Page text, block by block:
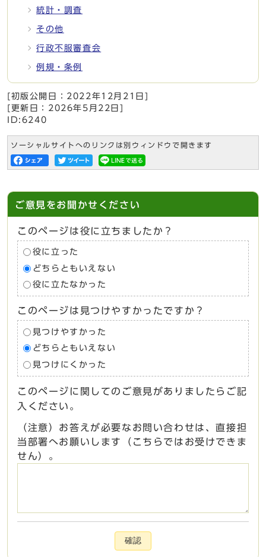
統計・調査
その他
行政不服審査会
例規・条例
[初版公開日： 2022年12月21日
[更新日： 2026年5月22日
ID:6240
ソーシャルサイトへのリンクは別ウィンドウで開きます
ご意見をお聞かせください
このページは役に立ちましたか？
役に立った
どちらともいえない
役に立たなかった
このページは見つけやすかったですか？
見つけやすかった
どちらともいえない
見つけにくかった
このページに関してのご意見がありましたらご記
入ください。
（注意）お答えが必要なお問い合わせは、直接担
当部署へお願いします（こちらではお受けできま
せん）。
確認